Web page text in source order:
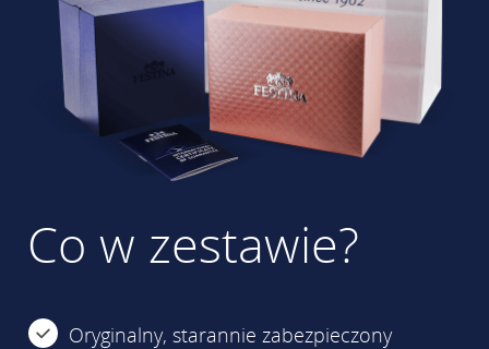
Co w zestawie?
Oryginalny, starannie zabezpieczony